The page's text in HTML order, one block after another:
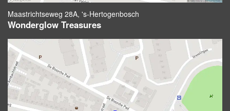
Maastrichtseweg 28A, 's-Hertogenbosch
Wonderglow Treasures